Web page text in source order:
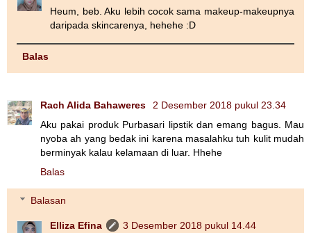
Heum, beb. Aku lebih cocok sama makeup-makeupnya
daripada skincarenya, hehehe :D
Balas
Rach Alida Bahaweres
2 Desember 2018 pukul 23.34
Aku pakai produk Purbasari lipstik dan emang bagus. Mau
nyoba ah yang bedak ini karena masalahku tuh kulit mudah
berminyak kalau kelamaan di luar. Hhehe
Balas
Balasan
Elliza Efina
3 Desember 2018 pukul 14.44